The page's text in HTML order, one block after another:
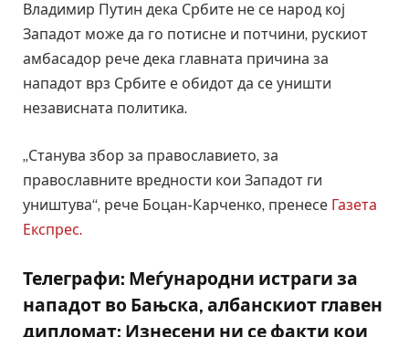
Владимир Путин дека Србите не се народ кој
Западот може да го потисне и потчини, рускиот
амбасадор рече дека главната причина за
нападот врз Србите е обидот да се уништи
независната политика.
„Станува збор за православието, за
православните вредности кои Западот ги
уништува“, рече Боцан-Карченко, пренесе Газета
Експрес.
Телеграфи: Меѓународни истраги за
нападот во Бањска, албанскиот главен
дипломат: Изнесени ни се факти кои